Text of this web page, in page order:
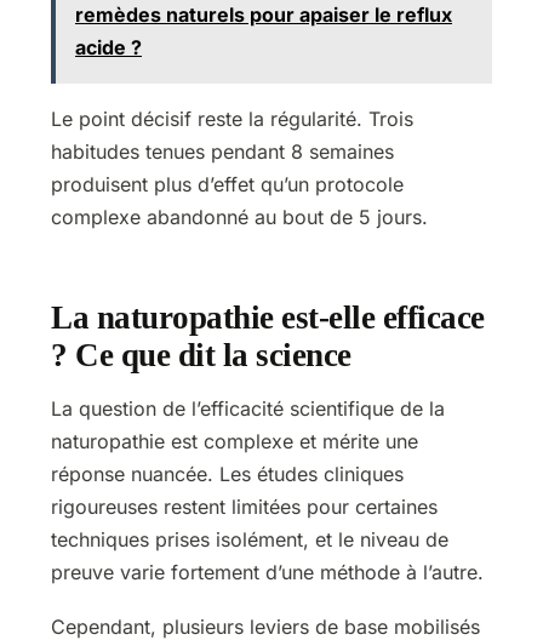
remèdes naturels pour apaiser le reflux
acide ?
Le point décisif reste la régularité. Trois
habitudes tenues pendant 8 semaines
produisent plus d’effet qu’un protocole
complexe abandonné au bout de 5 jours.
La naturopathie est-elle efficace
? Ce que dit la science
La question de l’efficacité scientifique de la
naturopathie est complexe et mérite une
réponse nuancée. Les études cliniques
rigoureuses restent limitées pour certaines
techniques prises isolément, et le niveau de
preuve varie fortement d’une méthode à l’autre.
Cependant, plusieurs leviers de base mobilisés